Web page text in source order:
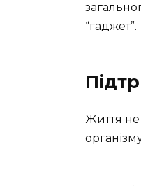
“гаджет”.
Життя не